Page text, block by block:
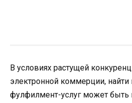
В условиях растущей
электронной коммерции, найти
фулфилмент-услуг может быть